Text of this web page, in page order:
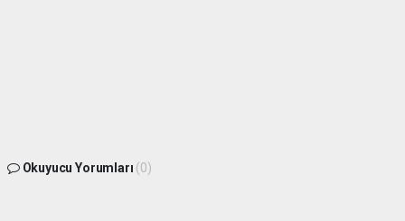
Okuyucu Yorumları (0)